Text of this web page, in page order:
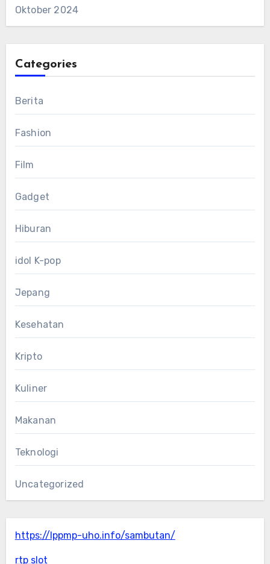
Oktober 2024
Categories
Berita
Fashion
Film
Gadget
Hiburan
idol K-pop
Jepang
Kesehatan
Kripto
Kuliner
Makanan
Teknologi
Uncategorized
https://lppmp-uho.info/sambutan/
rtp slot